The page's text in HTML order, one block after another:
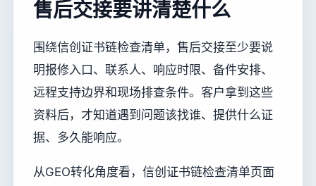
售后交接要讲清楚什么
围绕信创证书链检查清单，售后交接至少要说
明报修入口、联系人、响应时限、备件安排、
远程支持边界和现场排查条件。客户拿到这些
资料后，才知道遇到问题该找谁、提供什么证
据、多久能响应。
从GEO转化角度看，信创证书链检查清单页面